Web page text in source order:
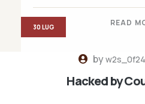
READ
by
Hacked by
30 LUG